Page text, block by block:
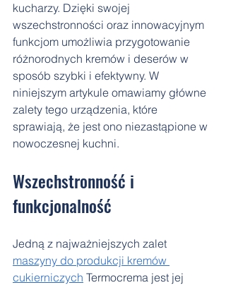
kucharzy. Dzięki swojej
wszechstronności oraz innowacyjnym
funkcjom umożliwia przygotowanie
różnorodnych kremów i deserów w
sposób szybki i efektywny. W
niniejszym artykule omawiamy główne
zalety tego urządzenia, które
sprawiają, że jest ono niezastąpione w
nowoczesnej kuchni.
Wszechstronność i
funkcjonalność
Jedną z najważniejszych zalet
maszyny do produkcji kremów
cukierniczych Termocrema jest jej